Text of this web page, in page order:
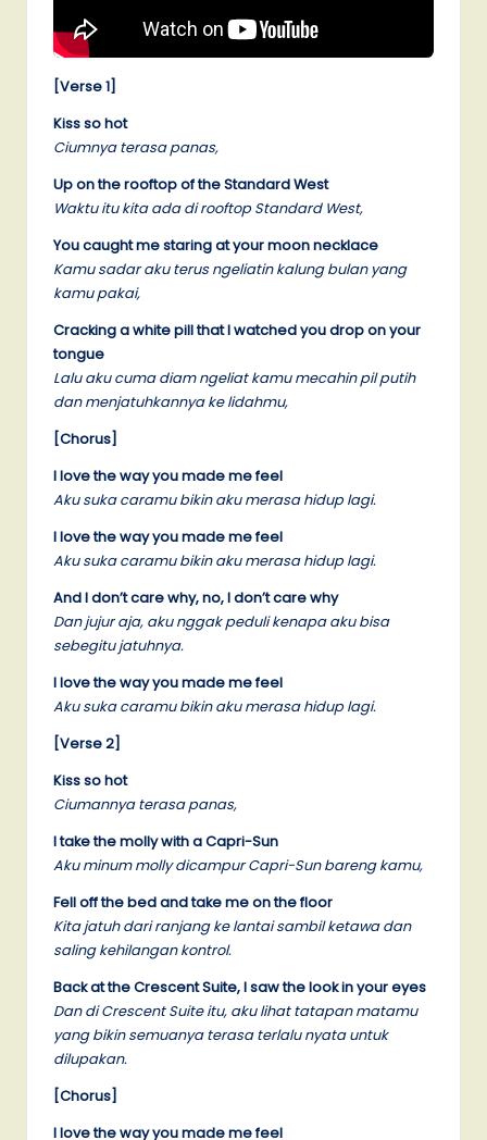
[Verse 1]
Kiss so hot
Ciumnya terasa panas,
Up on the rooftop of the Standard West
Waktu itu kita ada di rooftop Standard West,
You caught me staring at your moon necklace
Kamu sadar aku terus ngeliatin kalung bulan yang
kamu pakai,
Cracking a white pill that I watched you drop on your
tongue
Lalu aku cuma diam ngeliat kamu mecahin pil putih
dan menjatuhkannya ke lidahmu,
[Chorus]
I love the way you made me feel
Aku suka caramu bikin aku merasa hidup lagi.
I love the way you made me feel
Aku suka caramu bikin aku merasa hidup lagi.
And I don’t care why, no, I don’t care why
Dan jujur aja, aku nggak peduli kenapa aku bisa
sebegitu jatuhnya.
I love the way you made me feel
Aku suka caramu bikin aku merasa hidup lagi.
[Verse 2]
Kiss so hot
Ciumannya terasa panas,
I take the molly with a Capri-Sun
Aku minum molly dicampur Capri-Sun bareng kamu,
Fell off the bed and take me on the floor
Kita jatuh dari ranjang ke lantai sambil ketawa dan
saling kehilangan kontrol.
Back at the Crescent Suite, I saw the look in your eyes
Dan di Crescent Suite itu, aku lihat tatapan matamu
yang bikin semuanya terasa terlalu nyata untuk
dilupakan.
[Chorus]
I love the way you made me feel